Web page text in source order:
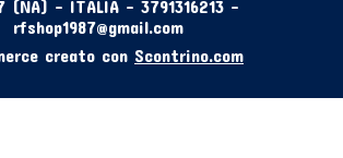
(NA) - ITALIA - 3791316213 -
rfshop1987@gmail.com
creato con Scontrino.com